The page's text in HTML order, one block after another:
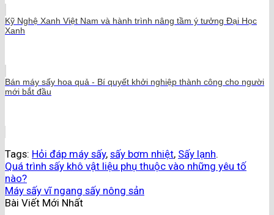
Kỹ Nghệ Xanh Việt Nam và hành trình nâng tầm ý tưởng Đại Học
Xanh
Bán máy sấy hoa quả - Bí quyết khởi nghiệp thành công cho người
mới bắt đầu
Tags: Hỏi đáp máy sấy, sấy bơm nhiệt, Sấy lạnh.
Quá trình sấy khô vật liệu phụ thuộc vào những yêu tố
nào?
Máy sấy vĩ ngang sấy nông sản
Bài Viết Mới Nhất